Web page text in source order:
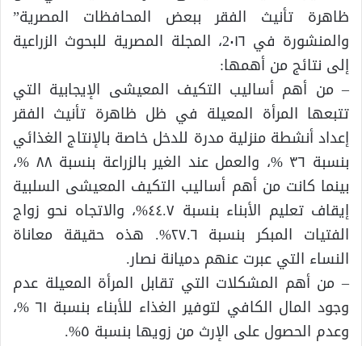
ظاهرة تأنيث الفقر ببعض المحافظات المصرية”
والمنشورة في 2٠١٦، المجلة المصریة للبحوث الزراعية
إلى نتائج من أهمها:
– من أهم أساليب التكيف المعيشى الإيجابية التي
تتبعها المرأة المعيلة في ظل ظاهرة تأنيث الفقر
إعداد أنشطة منزلية مدرة للدخل خاصة بالإنتاج الغذائي
بنسبة ٣٦ %، والعمل عند الغير بالزراعة بنسبة ٨٨ %،
بينما كانت من أهم أساليب التكيف المعيشى السلبية
إيقاف تعليم الأبناء بنسبة ٤٤.٧%، والاتجاه نحو زواج
الفتيات المبكر بنسبة ٢٧.٦%. هذه حقيقة معاناة
النساء التي عبرت عنهم دميانة نصار.
– من أهم المشكلات التي تقابل المرأة المعيلة عدم
وجود المال الكافي لتوفير الغذاء للأبناء بنسبة ٦١ %،
وعدم الحصول على الإرث من زويها بنسبة ٥%.